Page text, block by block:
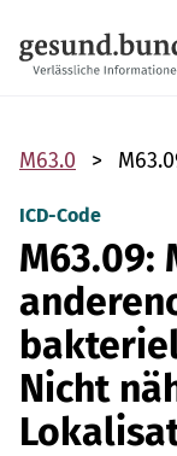
M63.0
ICD-Code
M63.09:
Nicht